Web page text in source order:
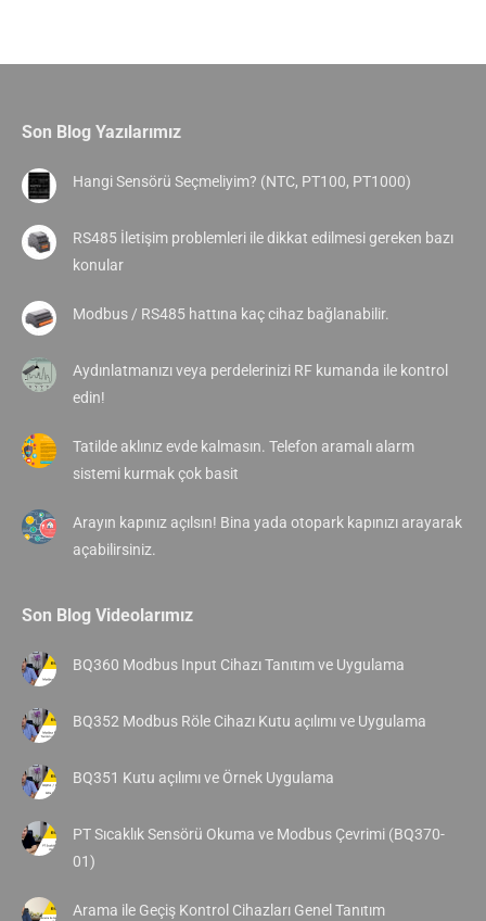
Son Blog Yazılarımız
Hangi Sensörü Seçmeliyim? (NTC, PT100, PT1000)
RS485 İletişim problemleri ile dikkat edilmesi gereken bazı
konular
Modbus / RS485 hattına kaç cihaz bağlanabilir.
Aydınlatmanızı veya perdelerinizi RF kumanda ile kontrol
edin!
Tatilde aklınız evde kalmasın. Telefon aramalı alarm
sistemi kurmak çok basit
Arayın kapınız açılsın! Bina yada otopark kapınızı arayarak
açabilirsiniz.
Son Blog Videolarımız
BQ360 Modbus Input Cihazı Tanıtım ve Uygulama
BQ352 Modbus Röle Cihazı Kutu açılımı ve Uygulama
BQ351 Kutu açılımı ve Örnek Uygulama
PT Sıcaklık Sensörü Okuma ve Modbus Çevrimi (BQ370-
01)
Arama ile Geçiş Kontrol Cihazları Genel Tanıtım